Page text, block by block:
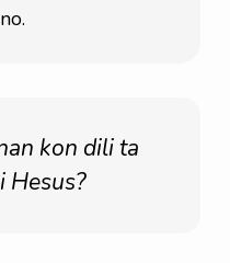
kon dili ta
Hesus?